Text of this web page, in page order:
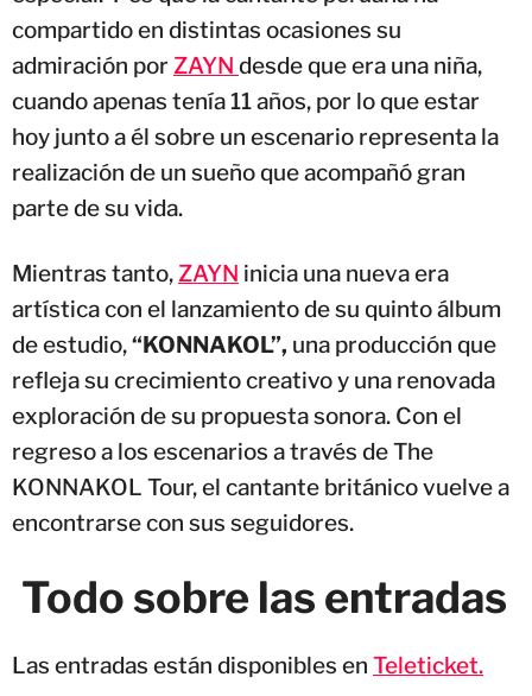
compartido en distintas ocasiones su
admiración por ZAYN desde que era una niña,
cuando apenas tenía 11 años, por lo que estar
hoy junto a él sobre un escenario representa la
realización de un sueño que acompañó gran
parte de su vida.
Mientras tanto,ZAYN inicia una nueva era
artística con el lanzamiento de su quinto álbum
de estudio,“KONNAKOL”, una producción que
refleja su crecimiento creativo y una renovada
exploración de su propuesta sonora. Con el
regreso a los escenarios a través de The
KONNAKOL Tour, el cantante británico vuelve a
encontrarse con sus seguidores.
Todo sobre las entradas
Las entradas están disponibles en Teleticket.